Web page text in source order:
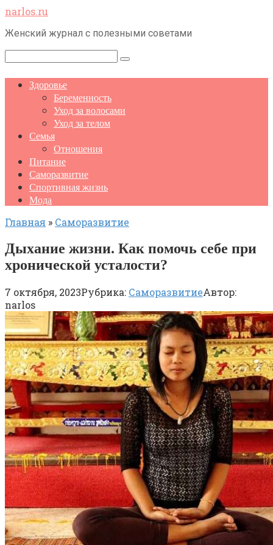
Перейти
контенту
narlos.ru
Женский журнал с полезными советами
Поиск:
Здоровье
Беременность
Уход за волосами
Уход за телом
Семья
Отношения
Питание
Саморазвитие
Спортивная жизнь
Мода
Главная » Саморазвитие
Дыхание жизни. Как помочь себе при
хронической усталости?
7 октября, 2023Рубрика: СаморазвитиеАвтор:
narlos